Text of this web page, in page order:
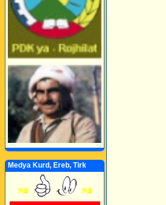
Medya Kurd, Ereb, Tirk